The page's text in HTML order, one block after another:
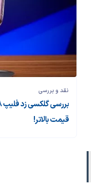
نقد و بررسی‌
قیمت بالاتر!